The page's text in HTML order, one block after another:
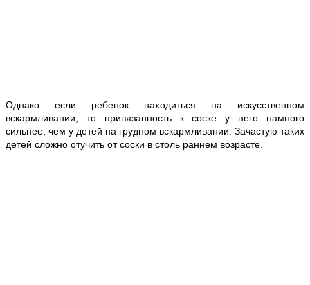
Однако если ребенок находиться на искусственном
вскармливании, то привязанность к соске у него намного
сильнее, чем у детей на грудном вскармливании. Зачастую таких
детей сложно отучить от соски в столь раннем возрасте.